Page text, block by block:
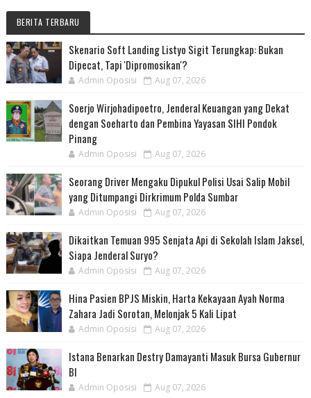
BERITA TERBARU
Skenario Soft Landing Listyo Sigit Terungkap: Bukan
Dipecat, Tapi 'Dipromosikan'?
Admin Oposisi Aug 07, 2026
Soerjo Wirjohadipoetro, Jenderal Keuangan yang Dekat
dengan Soeharto dan Pembina Yayasan SIHI Pondok
Pinang
Admin Oposisi Aug 07, 2026
Seorang Driver Mengaku Dipukul Polisi Usai Salip Mobil
yang Ditumpangi Dirkrimum Polda Sumbar
Admin Oposisi Aug 07, 2026
Dikaitkan Temuan 995 Senjata Api di Sekolah Islam Jaksel,
Siapa Jenderal Suryo?
Admin Oposisi Aug 07, 2026
Hina Pasien BPJS Miskin, Harta Kekayaan Ayah Norma
Zahara Jadi Sorotan, Melonjak 5 Kali Lipat
Admin Oposisi Aug 07, 2026
Istana Benarkan Destry Damayanti Masuk Bursa Gubernur
BI
Admin Oposisi Aug 07, 2026